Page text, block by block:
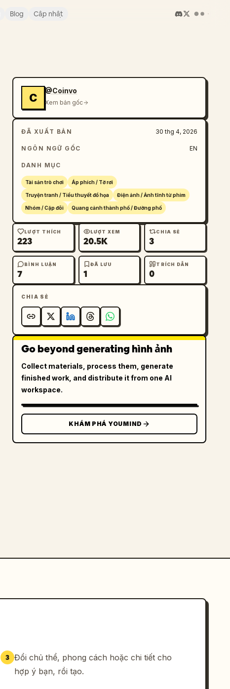
Blog Cập nhật
C
@Coinvo
Xem bản gốc
ĐÃ XUẤT BẢN 30 thg 4, 2026
NGÔN NGỮ GỐC EN
DANH MỤC
Tài sản trò chơi Áp phích / Tờ rơi
Truyện tranh / Tiểu thuyết đồ họa Điện ảnh / Ảnh tĩnh từ phim
Nhóm / Cặp đôi Quang cảnh thành phố / Đường phố
LƯỢT THÍCH
223
LƯỢT XEM
20.5K
CHIA SẺ
3
BÌNH LUẬN
7
ĐÃ LƯU
1
TRÍCH DẪN
0
CHIA SẺ
Go beyond generating hình ảnh
Collect materials, process them, generate
finished work, and distribute it from one AI
workspace.
KHÁM PHÁ YOUMIND
3 Đổi chủ thể, phong cách hoặc chi tiết cho
hợp ý bạn, rồi tạo.